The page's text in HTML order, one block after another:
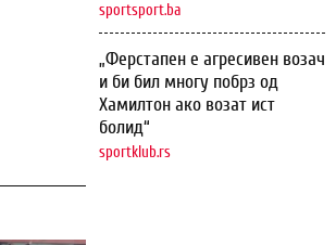
sportsport.ba
„Ферстапен е агресивен возач
и би бил многу побрз од
Хамилтон ако возат ист
болид“
sportklub.rs